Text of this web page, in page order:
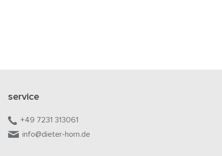
service
+49 7231 313061
info@dieter-horn.de